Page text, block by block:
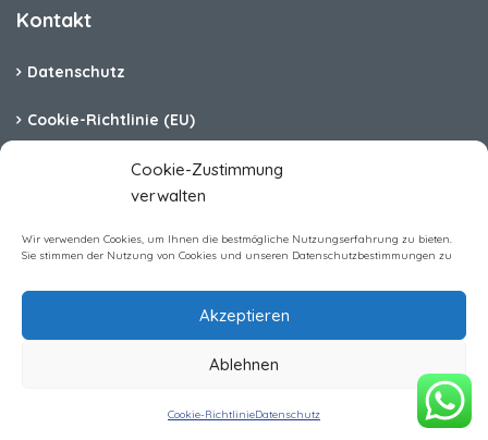
Cookie-Zustimmung
verwalten
Wir verwenden Cookies, um Ihnen die bestmögliche Nutzungserfahrung zu bieten.
Sie stimmen der Nutzung von Cookies und unseren Datenschutzbestimmungen zu
Akzeptieren
Ablehnen
Cookie-RichtlinieDatenschutzAnfrage zur Buchung
Kontakt
Datenschutz
Cookie-Richtlinie (EU)
Barrierefreiheit
Homerent Immobilien GmbH All rights reserved